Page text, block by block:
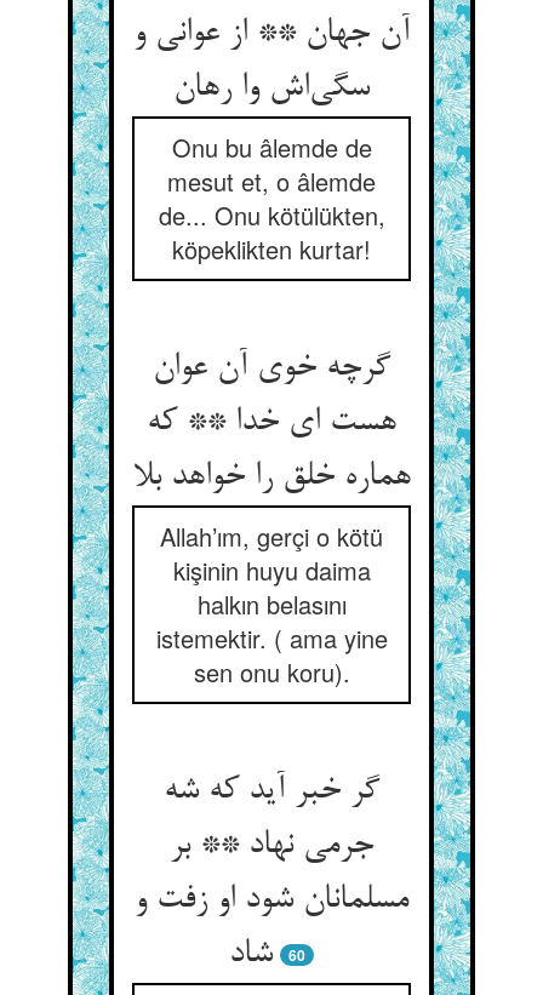
آن جهان ** از عوانی و
سگی‌اش وا رهان
Onu bu âlemde de
mesut et, o âlemde
de... Onu kötülükten,
köpeklikten kurtar!
گرچه خوی آن عوان
هست ای خدا ** که
هماره خلق را خواهد بلا
Allah’ım, gerçi o kötü
kişinin huyu daima
halkın belasını
istemektir. ( ama yine
sen onu koru).
گر خبر آید که شه
جرمی نهاد ** بر
مسلمانان شود او زفت و
شاد
60